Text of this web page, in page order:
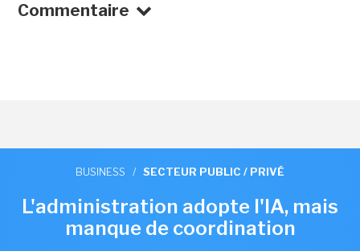
Commentaire
BUSINESS / SECTEUR PUBLIC / PRIVÉ
L'administration adopte l'IA, mais
manque de coordination